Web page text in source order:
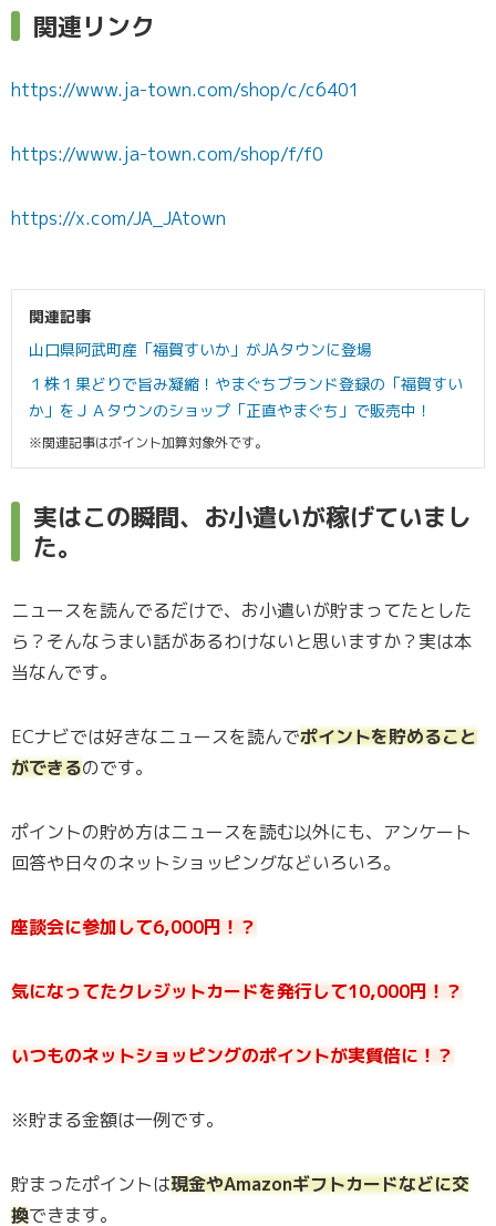
関連リンク
https://www.ja-town.com/shop/c/c6401
https://www.ja-town.com/shop/f/f0
https://x.com/JA_JAtown
関連記事
山口県阿武町産「福賀すいか」がJAタウンに登場
１株１果どりで旨み凝縮！やまぐちブランド登録の「福賀すい
か」をＪＡタウンのショップ「正直やまぐち」で販売中！
※関連記事はポイント加算対象外です。
実はこの瞬間、お小遣いが稼げていまし
た。
ニュースを読んでるだけで、お小遣いが貯まってたとした
ら？そんなうまい話があるわけないと思いますか？実は本
当なんです。
ECナビでは好きなニュースを読んでポイントを貯めること
ができるのです。
ポイントの貯め方はニュースを読む以外にも、アンケート
回答や日々のネットショッピングなどいろいろ。
座談会に参加して6,000円！？
気になってたクレジットカードを発行して10,000円！？
いつものネットショッピングのポイントが実質倍に！？
※貯まる金額は一例です。
貯まったポイントは現金やAmazonギフトカードなどに交
換できます。